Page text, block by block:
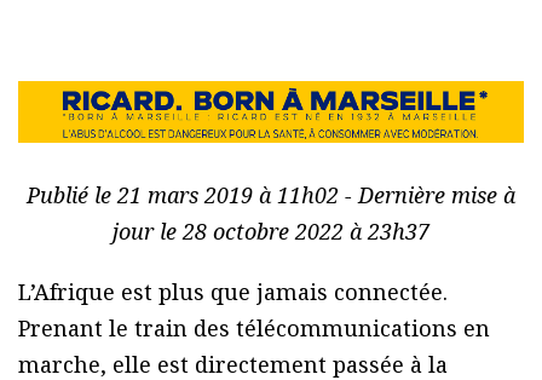
Publié le 21 mars 2019 à 11h02 - Dernière mise à
jour le 28 octobre 2022 à 23h37
L’Afrique est plus que jamais connectée.
Prenant le train des télécommunications en
marche, elle est directement passée à la